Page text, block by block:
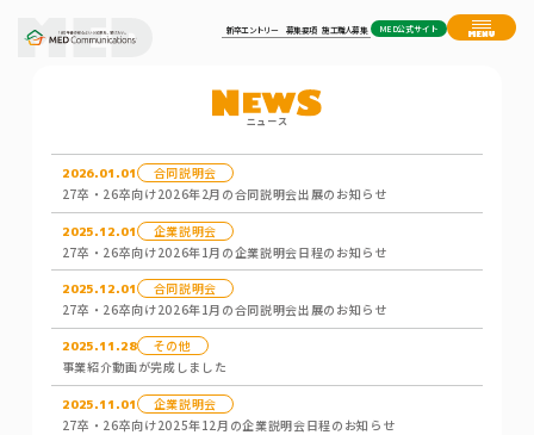
新卒エントリー 募集要項 施工職人募集 MED公式サイト
ニュース
2026.01.01
合同説明会
27卒・26卒向け2026年2月の合同説明会出展のお知らせ
2025.12.01
企業説明会
27卒・26卒向け2026年1月の企業説明会日程のお知らせ
2025.12.01
合同説明会
27卒・26卒向け2026年1月の合同説明会出展のお知らせ
2025.11.28
その他
事業紹介動画が完成しました
2025.11.01
企業説明会
27卒・26卒向け2025年12月の企業説明会日程のお知らせ